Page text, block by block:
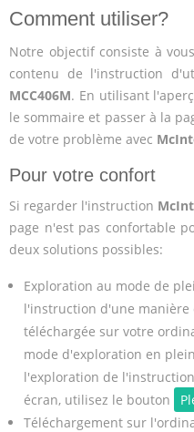
Comment utiliser?
Notre objectif consiste à
contenu de l'instruction
MCC406M. En utilisant
le sommaire et passer à la
de votre problème avec
Pour votre confort
Si regarder l'instruction
page n'est pas confortable
deux solutions possibles:
Exploration au mode de
l'instruction d'une manière
téléchargée sur votre
mode d'exploration en
l'exploration de l'instruction
écran, utilisez le bouton
Téléchargement sur